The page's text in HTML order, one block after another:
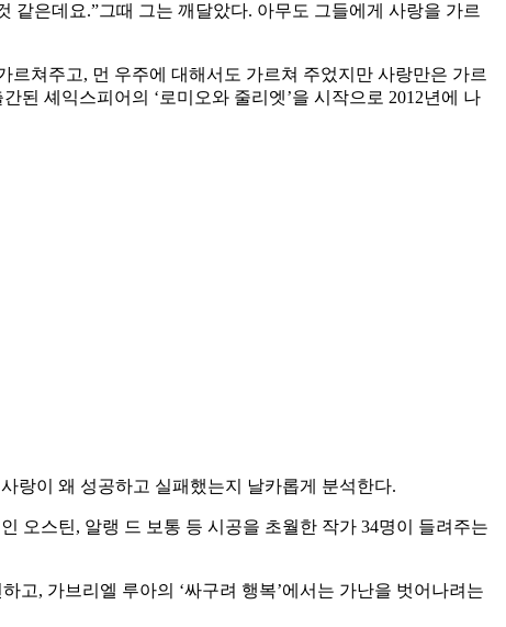
같은데요.”그때 그는 깨달았다. 아무도 그들에게 사랑을 가르
쳐주고, 먼 우주에 대해서도 가르쳐 주었지만 사랑만은 가르
된 셰익스피어의 ‘로미오와 줄리엣’을 시작으로 2012년에 나
랑이 왜 성공하고 실패했는지 날카롭게 분석한다.
오스틴, 알랭 드 보통 등 시공을 초월한 작가 34명이 들려주는
, 가브리엘 루아의 ‘싸구려 행복’에서는 가난을 벗어나려는